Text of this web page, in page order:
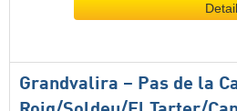
Grandvalira – Pas de la